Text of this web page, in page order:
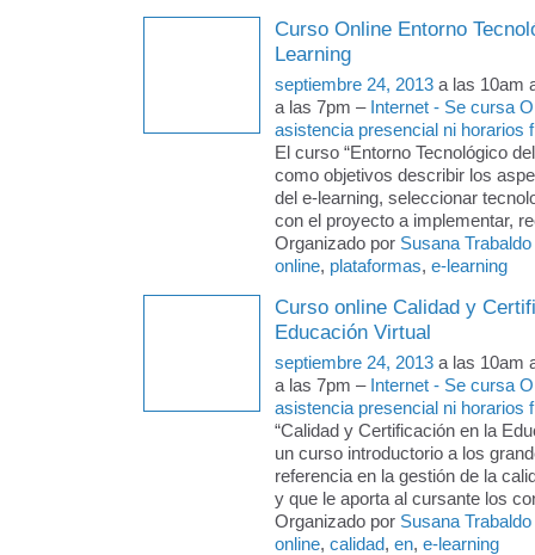
Curso Online Entorno
Learning
septiembre 24, 2013 a las 10am
a las 7pm – Internet - Se cursa
asistencia presencial ni horarios
El curso “Entorno Tecnológico
como objetivos describir los
del e-learning, seleccionar
con el proyecto a implementar,
Organizado por Susana Trabaldo
online, plataformas, e-learning
Curso online Calidad y
Educación Virtual
septiembre 24, 2013 a las 10am
a las 7pm – Internet - Se cursa
asistencia presencial ni horarios
“Calidad y Certificación en la
un curso introductorio a los
referencia en la gestión de la
y que le aporta al cursante los
Organizado por Susana Trabaldo
online, calidad, en, e-learning